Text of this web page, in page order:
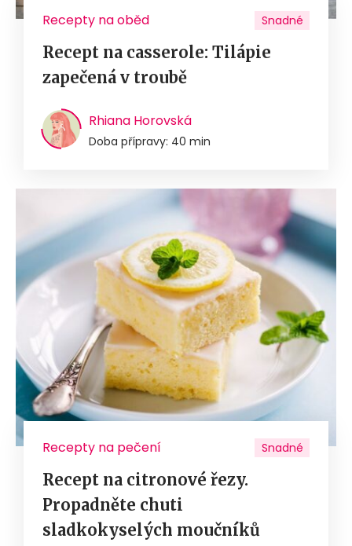
Recepty na oběd Snadné
Recept na casserole: Tilápie
zapečená v troubě
Rhiana Horovská
Doba přípravy: 40 min
Recepty na pečení Snadné
Recept na citronové řezy.
Propadněte chuti
sladkokyselých moučníků